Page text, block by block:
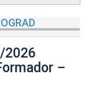
2026
–